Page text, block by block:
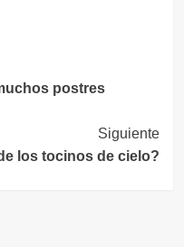
postres
Siguiente
los tocinos de cielo?